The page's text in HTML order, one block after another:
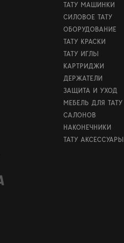
ТАТУ МАШИНКИ
СИЛОВОЕ ТАТУ
ОБОРУДОВАНИЕ
ТАТУ КРАСКИ
ТАТУ ИГЛЫ
КАРТРИДЖИ
ДЕРЖАТЕЛИ
ЗАЩИТА И УХОД
МЕБЕЛЬ ДЛЯ ТАТУ
САЛОНОВ
НАКОНЕЧНИКИ
ТАТУ АКСЕССУАРЫ